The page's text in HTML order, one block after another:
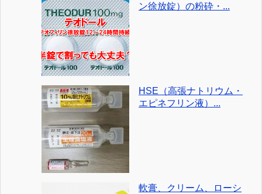
ン徐放錠）の粉砕・...
HSE（高張ナトリウム・
エピネフリン液）...
軟膏、クリーム、ローシ